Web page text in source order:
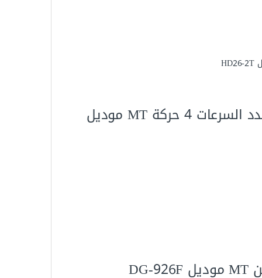
شاكوش تكسير عدل 850 وات مقاس 26 مم متعدد السرعات 4 حركة MT موديل